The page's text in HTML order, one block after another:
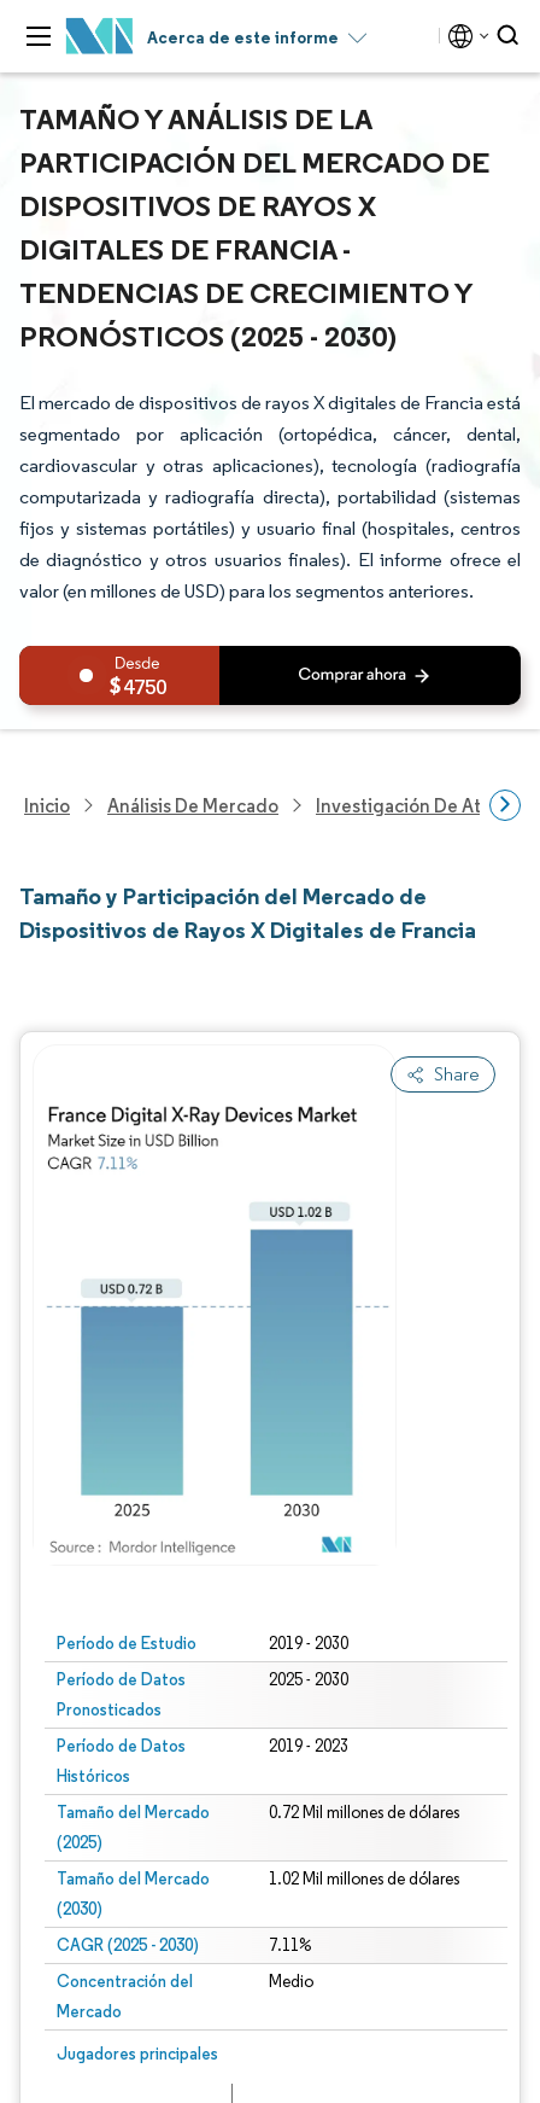
Acerca de este informe
TAMAÑO Y ANÁLISIS DE LA
PARTICIPACIÓN DEL MERCADO DE
DISPOSITIVOS DE RAYOS X
DIGITALES DE FRANCIA -
TENDENCIAS DE CRECIMIENTO Y
PRONÓSTICOS (2025 - 2030)
El mercado de dispositivos de rayos X digitales de Francia está
segmentado por aplicación (ortopédica, cáncer, dental,
cardiovascular y otras aplicaciones), tecnología (radiografía
computarizada y radiografía directa), portabilidad (sistemas
fijos y sistemas portátiles) y usuario final (hospitales, centros
de diagnóstico y otros usuarios finales). El informe ofrece el
valor (en millones de USD) para los segmentos anteriores.
4750
Inicio Análisis De Mercado Investigación De
Tamaño y Participación del Mercado de
Dispositivos de Rayos X Digitales de Francia
Share
Período de Estudio 2019 - 2030
Período de Datos
Pronosticados
2025 - 2030
Período de Datos
Históricos
2019 - 2023
Tamaño del Mercado
(2025)
0.72 Mil millones de dólares
Tamaño del Mercado
(2030)
1.02 Mil millones de dólares
CAGR (2025 - 2030) 7.11%
Concentración del
Mercado
Medio
Jugadores principales